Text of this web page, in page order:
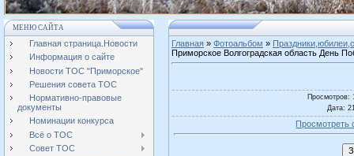
МЕНЮ САЙТА
Главная страница.Новости
Информация о сайте
Новости ТОС "Приморское"
Решения совета ТОС
Нормативно-правовые
документы
Номинации конкурса
Всё о ТОС
Совет ТОС
Главная » Фотоальбом »
Приморское Волгоградская область День
Просмотров:
Дата:
Просмотреть